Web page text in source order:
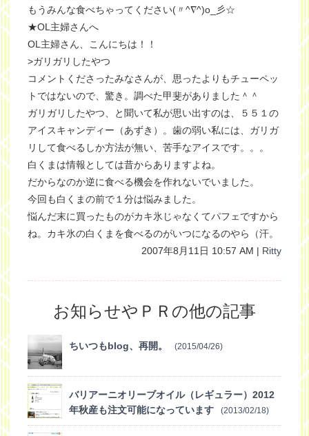
もうみんな食べちゃってください(〃^∇^)o_彡☆
★OL主婦さんへ
OL主婦さん、こんにちは！！
>ガリガリしたやつ
コメントくださったみなさんが、思ったよりもチューペッ
トではないので、驚き。調べた甲斐がありました＾＾
ガリガリしたやつ、と聞いて私が思い出すのは、５５１の
アイスキャンディー（あずき）。歯の弱い私には、ガリガ
リして食べるしか方法が無い、苦手なアイスです。。。
白くまは情報としては昔からありますよね。
だからなのか逆に食べる機会を作れないでいました。
今回も白くまの前で１分は悩みました。
悩んだ末に買ったものがカキ氷じゃなくてパフェですから
ね。カキ氷の白くまを食べるのがいつになるのやら（汗。
2007年8月11日 10:57 AM | Ritty
お知らせやＰＲの他の記事
ちいつもblog、再開。 (2015/04/26)
バリアーニオリーブオイル（レギュラー）2012
年秋産も注文可能になっています
(2013/02/18)